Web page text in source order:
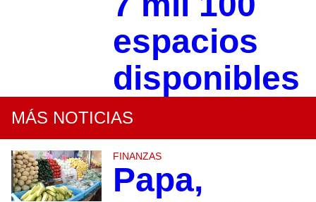
espacios
disponibles
MÁS NOTICIAS
FINANZAS
Papa,